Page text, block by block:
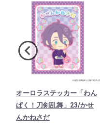
オーロラステッカー「わん
ぱく！刀剣乱舞」23/かせ
んかねさだ